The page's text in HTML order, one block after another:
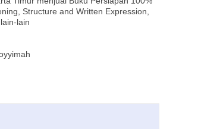
Structure and Written Expression,
lain